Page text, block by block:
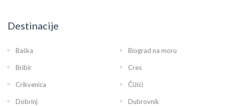
Destinacije
Baška Biograd na moru
Bribir Cres
Crikvenica Čižići
Dobrinj Dubrovnik